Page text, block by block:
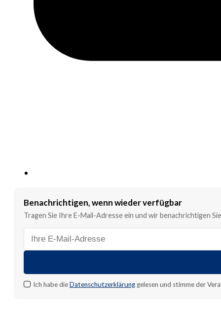
Benachrichtigen, wenn wieder verfügbar
Tragen Sie Ihre E-Mail-Adresse ein und wir benachrichtigen
E-
Mail-
Adresse
Benachrichtigung
Ich habe dieDatenschutzerklärung gelesen und stimme der